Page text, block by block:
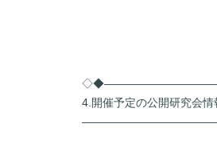
4.開催予定の公開研究会情